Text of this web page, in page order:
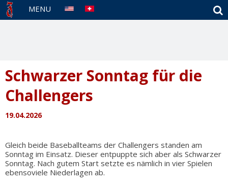
MENU
Schwarzer Sonntag für die
Challengers
19.04.2026
Gleich beide Baseballteams der Challengers standen am
Sonntag im Einsatz. Dieser entpuppte sich aber als Schwarzer
Sonntag. Nach gutem Start setzte es nämlich in vier Spielen
ebensoviele Niederlagen ab.